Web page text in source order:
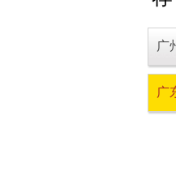
广
广